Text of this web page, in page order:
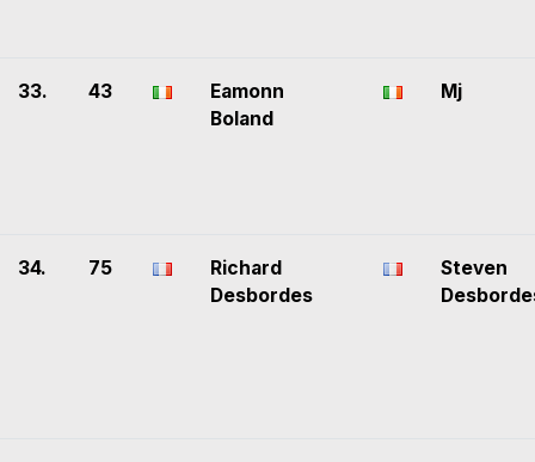
33. 43
Eamonn
Boland
Mj
34. 75
Richard
Desbordes
Steven